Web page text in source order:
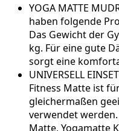
YOGA MATTE
haben folgende
Das Gewicht der
kg. Für eine gute
sorgt eine
UNIVERSELL
Fitness Matte ist
gleichermaßen
verwendet
Matte, Yogamatte